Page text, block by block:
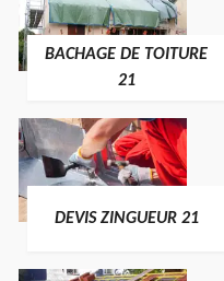
BACHAGE DE TOITURE
21
DEVIS ZINGUEUR 21